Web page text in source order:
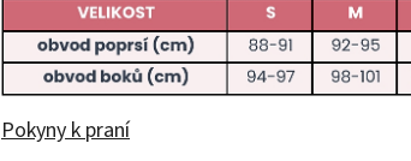
Pokyny k praní